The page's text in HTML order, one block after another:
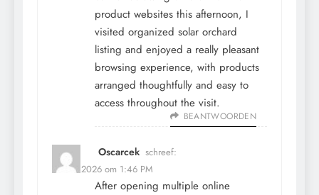
product websites this afternoon, I
visited organized solar orchard
listing and enjoyed a really pleasant
browsing experience, with products
arranged thoughtfully and easy to
access throughout the visit.
BEANTWOORDEN
Oscarcek schreef:
12 mei 2026 om 1:46 PM
After opening multiple online